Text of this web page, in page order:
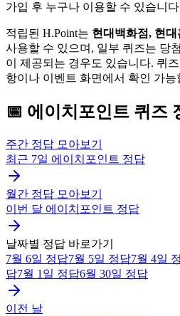
가입 후 누구나 이용할 수 있습니
적립된 H.Point는 현대백화점, 현
사용할 수 있으며, 일부 퀴즈는 당
이 제공되는 경우도 있습니다. 퀴
항이나 이벤트 화면에서 확인 가능
📅 에이치포인트 퀴즈
주간 정답 모아보기
최근 7일 에이치포인트 정답
월간 정답 모아보기
이번 달 에이치포인트 정답
날짜별 정답 바로가기
7월 6일 정답7월 5일 정답7월 4일
답7월 1일 정답6월 30일 정답
이전 날